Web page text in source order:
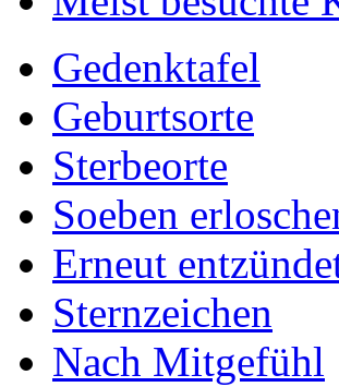
Gedenktafel
Geburtsorte
Sterbeorte
Soeben
Erneut
Sternzeichen
Nach Mitgefühl